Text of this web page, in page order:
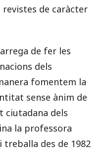
de caràcter
de fer les
dels
fomentem la
sense ànim de
ciutadana dels
la professora
treballa des de 1982